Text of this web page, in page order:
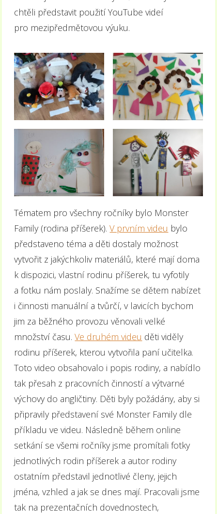
chtěli představit použití YouTube videí
pro mezipředmětovou výuku.
Tématem pro všechny ročníky bylo Monster
Family (rodina příšerek).V prvním videu bylo
představeno téma a děti dostaly možnost
vytvořit z jakýchkoliv materiálů, které mají doma
k dispozici, vlastní rodinu příšerek, tu vyfotily
a fotku nám poslaly. Snažíme se dětem nabízet
i činnosti manuální a tvůrčí, v lavicích bychom
jim za běžného provozu věnovali velké
množství času.Ve druhém videu děti viděly
rodinu příšerek, kterou vytvořila paní učitelka.
Toto video obsahovalo i popis rodiny, a nabídlo
tak přesah z pracovních činností a výtvarné
výchovy do angličtiny. Děti byly požádány, aby si
připravily představení své Monster Family dle
příkladu ve videu. Následně během online
setkání se všemi ročníky jsme promítali fotky
jednotlivých rodin příšerek a autor rodiny
ostatním představil jednotlivé členy, jejich
jména, vzhled a jak se dnes mají. Pracovali jsme
tak na prezentačních dovednostech,